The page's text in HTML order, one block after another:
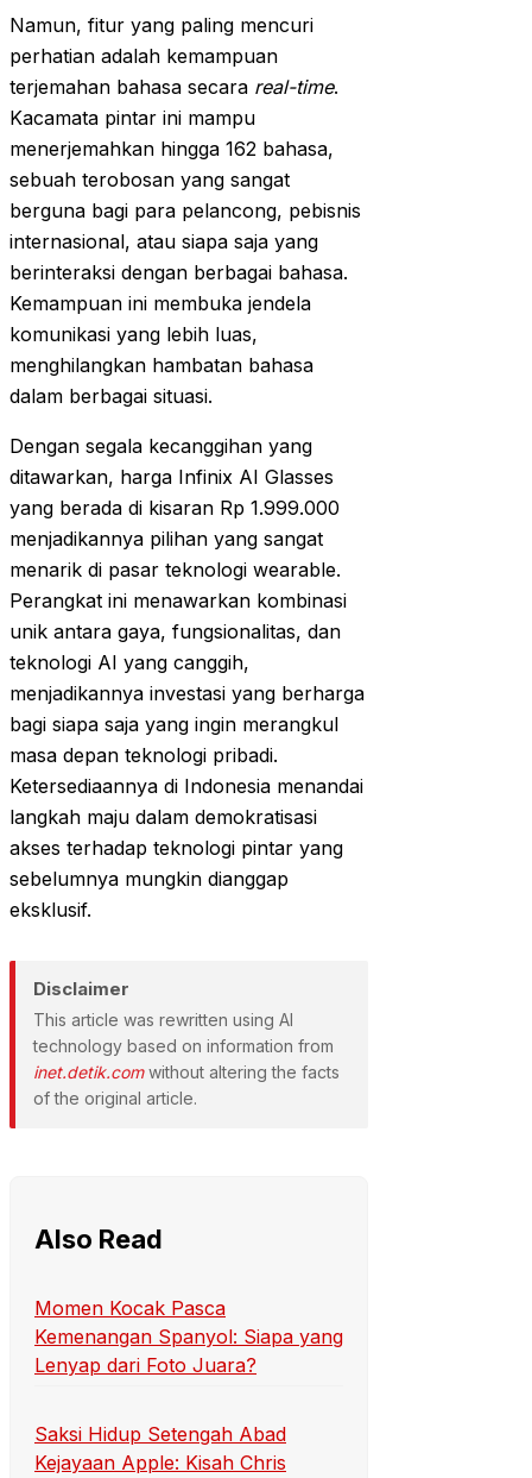
Namun, fitur yang paling mencuri
perhatian adalah kemampuan
terjemahan bahasa secara real-time.
Kacamata pintar ini mampu
menerjemahkan hingga 162 bahasa,
sebuah terobosan yang sangat
berguna bagi para pelancong, pebisnis
internasional, atau siapa saja yang
berinteraksi dengan berbagai bahasa.
Kemampuan ini membuka jendela
komunikasi yang lebih luas,
menghilangkan hambatan bahasa
dalam berbagai situasi.
Dengan segala kecanggihan yang
ditawarkan, harga Infinix AI Glasses
yang berada di kisaran Rp 1.999.000
menjadikannya pilihan yang sangat
menarik di pasar teknologi wearable.
Perangkat ini menawarkan kombinasi
unik antara gaya, fungsionalitas, dan
teknologi AI yang canggih,
menjadikannya investasi yang berharga
bagi siapa saja yang ingin merangkul
masa depan teknologi pribadi.
Ketersediaannya di Indonesia menandai
langkah maju dalam demokratisasi
akses terhadap teknologi pintar yang
sebelumnya mungkin dianggap
eksklusif.
Disclaimer
This article was rewritten using AI
technology based on information from
inet.detik.comwithout altering the facts
of the original article.
Also Read
Momen Kocak Pasca
Kemenangan Spanyol: Siapa yang
Lenyap dari Foto Juara?
Saksi Hidup Setengah Abad
Kejayaan Apple: Kisah Chris